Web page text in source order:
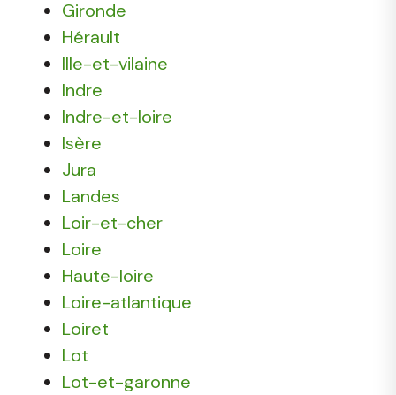
Gironde
Hérault
Ille-et-vilaine
Indre
Indre-et-loire
Isère
Jura
Landes
Loir-et-cher
Loire
Haute-loire
Loire-atlantique
Loiret
Lot
Lot-et-garonne